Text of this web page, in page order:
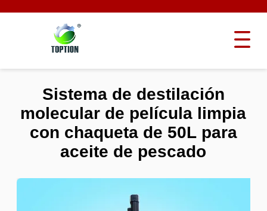
Sistema de destilación
molecular de película limpia
con chaqueta de 50L para
aceite de pescado